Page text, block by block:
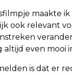
maakte ik
ook relevant
altijd even mooi
is dat er